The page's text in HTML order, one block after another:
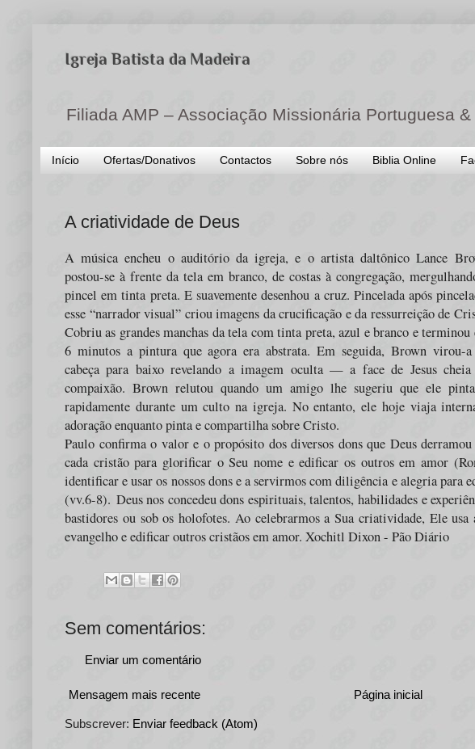
Igreja Batista da Madeira
Filiada AMP – Associação Missionária Portuguesa
Início Ofertas/Donativos Contactos Sobre nós Biblia Online
A criatividade de Deus
A música encheu o auditório da igreja, e o artista daltônico Lance
postou-se à frente da tela em branco, de costas à congregação,
pincel em tinta preta. E suavemente desenhou a cruz. Pincelada após
esse “narrador visual” criou imagens da crucificação e da ressurreição de
Cobriu as grandes manchas da tela com tinta preta, azul e branco e terminou
6 minutos a pintura que agora era abstrata. Em seguida, Brown virou-
cabeça para baixo revelando a imagem oculta — a face de Jesus cheia
compaixão. Brown relutou quando um amigo lhe sugeriu que ele
rapidamente durante um culto na igreja. No entanto, ele hoje viaja
adoração enquanto pinta e compartilha sobre Cristo.
Paulo confirma o valor e o propósito dos diversos dons que Deus
cada cristão para glorificar o Seu nome e edificar os outros em amor
identificar e usar os nossos dons e a servirmos com diligência e alegria para
(vv.6-8). Deus nos concedeu dons espirituais, talentos, habilidades e
bastidores ou sob os holofotes. Ao celebrarmos a Sua criatividade, Ele usa
evangelho e edificar outros cristãos em amor. Xochitl Dixon - Pão Diário
Sem comentários:
Enviar um comentário
Mensagem mais recente Página inicial
Subscrever: Enviar feedback (Atom)